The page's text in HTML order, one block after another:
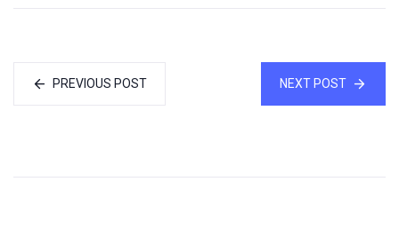
PREVIOUS POST NEXT POST